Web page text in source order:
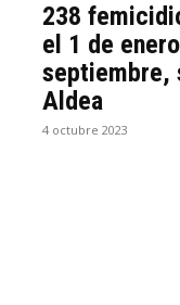
238
el 1 de
septiembre,
Aldea
4 octubre 2023